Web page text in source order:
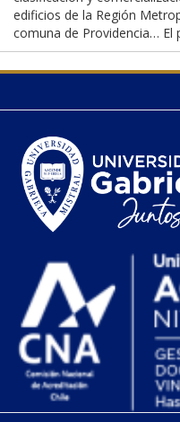
edificios de la Región
comuna de Providencia… El